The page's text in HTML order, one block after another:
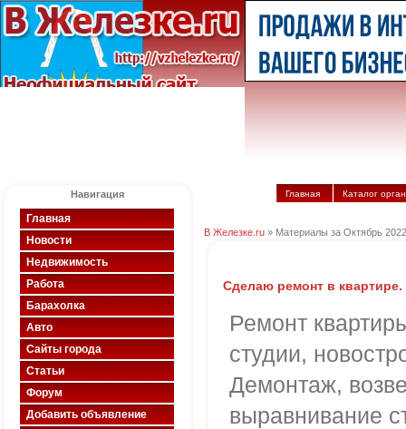
Навигация
Главная
Новости
Недвижимость
Работа
Барахолка
Авто
Сайты города
Статьи
Форум
Добавить объявление
Главная Каталог
В Железке.ru » Материалы за Октябрь
Сделаю ремонт в
Ремонт
студии,
Демонтаж,
выравнивание